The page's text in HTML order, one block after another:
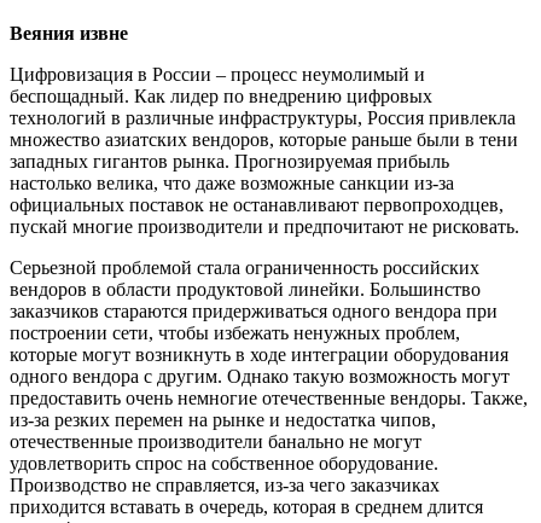
Веяния извне
Цифровизация в России – процесс неумолимый и
беспощадный. Как лидер по внедрению цифровых
технологий в различные инфраструктуры, Россия привлекла
множество азиатских вендоров, которые раньше были в тени
западных гигантов рынка. Прогнозируемая прибыль
настолько велика, что даже возможные санкции из-за
официальных поставок не останавливают первопроходцев,
пускай многие производители и предпочитают не рисковать.
Серьезной проблемой стала ограниченность российских
вендоров в области продуктовой линейки. Большинство
заказчиков стараются придерживаться одного вендора при
построении сети, чтобы избежать ненужных проблем,
которые могут возникнуть в ходе интеграции оборудования
одного вендора с другим. Однако такую возможность могут
предоставить очень немногие отечественные вендоры. Также,
из-за резких перемен на рынке и недостатка чипов,
отечественные производители банально не могут
удовлетворить спрос на собственное оборудование.
Производство не справляется, из-за чего заказчиках
приходится вставать в очередь, которая в среднем длится